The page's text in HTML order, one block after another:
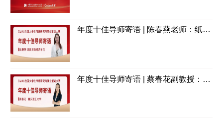
年度十佳导师寄语 | 陈春燕老师：纸上得来终觉浅，绝知此事要躬行
年度十佳导师寄语 | 蔡春花副教授：立足企业真实困境，运用创新思维解决问题，以积极的团队氛围凝聚力量